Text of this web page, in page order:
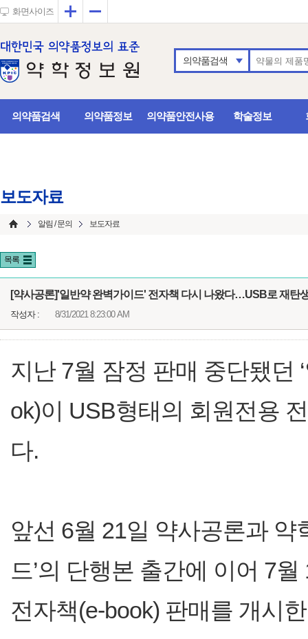
화면사이즈 확대
의약품검색
의약품검색 의약품정보 의약품안전사용 학술정보
보도자료
알림 / 문의 보도자료
목록
[약사공론]'일반약 완벽가이드' 전자책 다시 나왔다…USB로 재탄
작성자 : 8/31/2021 8:23:00 AM
지난 7월 잠정 판매 중단됐던
ok)이 USB형태의 회원전용
다.
앞선 6월 21일 약사공론과 약
드’의 단행본 출간에 이어 7
전자책(e-book) 판매를 개시